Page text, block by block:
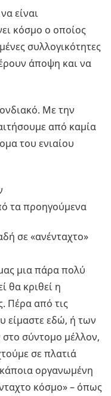
είναι
κόσμο ο οποίος
συλλογικότητες
άποψη και να
Με την
από καμία
του ενιαίου
τα προηγούμενα
σε «ανένταχτο»
μια πάρα πολύ
θα κριθεί η
Πέρα από τις
είμαστε εδώ, ή των
σύντομο μέλλον,
σε πλατιά
οργανωμένη
κόσμο» – όπως